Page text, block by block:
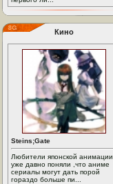
Кино
Steins;Gate
Любители японской анимации
уже давно поняли ,что аниме
сериалы могут дать порой
гораздо больше пи...